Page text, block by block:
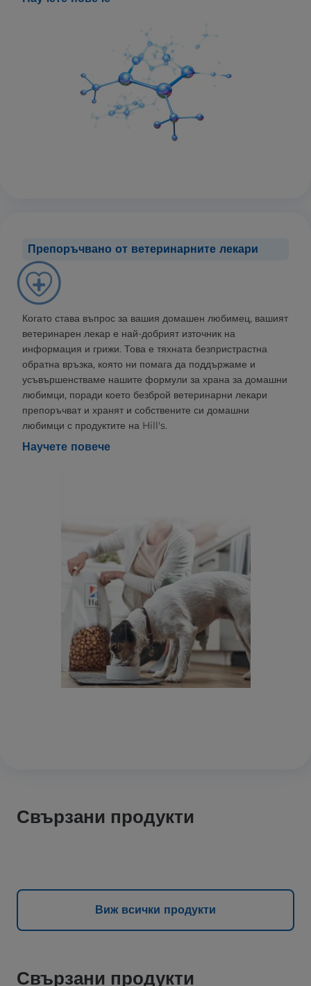
Препоръчвано от ветеринарните лекари
Когато става въпрос за вашия домашен любимец, вашият
ветеринарен лекар е най-добрият източник на
информация и грижи. Това е тяхната безпристрастна
обратна връзка, която ни помага да поддържаме и
усъвършенстваме нашите формули за храна за домашни
любимци, поради което безброй ветеринарни лекари
препоръчват и хранят и собствените си домашни
любимци с продуктите на Hill's.
Научете повече
Свързани продукти
Виж всички продукти
Свързани продукти